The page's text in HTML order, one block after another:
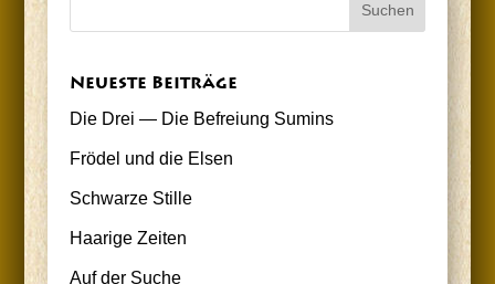
Neu­es­te Beiträge
Die Drei — Die Befrei­ung Sumins
Frö­del und die Elsen
Schwar­ze Stille
Haa­ri­ge Zeiten
Auf der Suche